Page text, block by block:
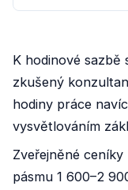
K hodinové sazbě
zkušený
hodiny práce
vysvětlováním
Zveřejněné
pásmu 1 600–2